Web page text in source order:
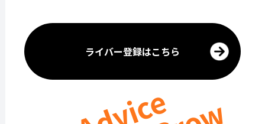
ライバー登録はこちら